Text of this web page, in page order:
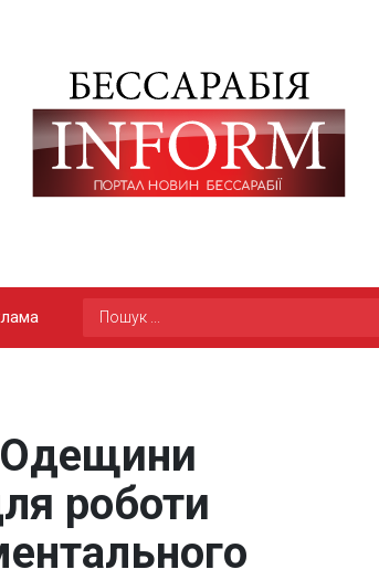
Одещини
роботи